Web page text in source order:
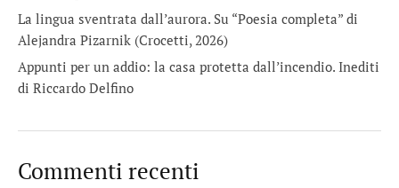
La lingua sventrata dall’aurora. Su “Poesia completa” di
Alejandra Pizarnik (Crocetti, 2026)
Appunti per un addio: la casa protetta dall’incendio. Inediti
di Riccardo Delfino
Commenti recenti